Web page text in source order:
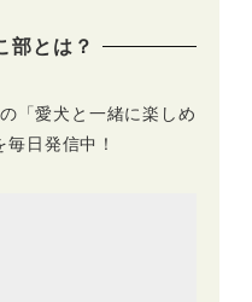
部とは？
「愛犬と一緒に楽しめ
日発信中！